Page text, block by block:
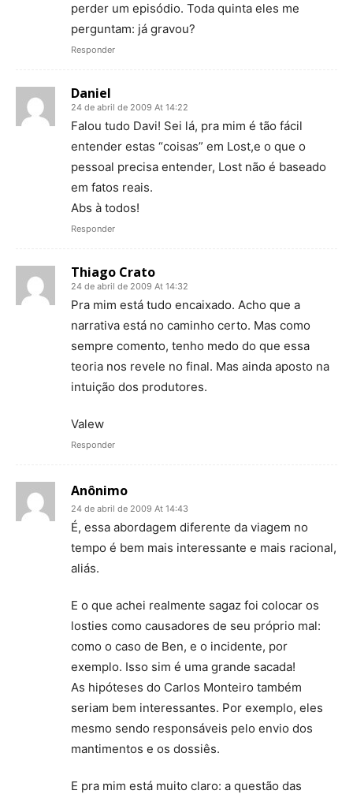
perder um episódio. Toda quinta eles me
perguntam: já gravou?
Responder
Daniel
24 de abril de 2009 At 14:22
Falou tudo Davi! Sei lá, pra mim é tão fácil
entender estas “coisas” em Lost,e o que o
pessoal precisa entender, Lost não é baseado
em fatos reais.
Abs à todos!
Responder
Thiago Crato
24 de abril de 2009 At 14:32
Pra mim está tudo encaixado. Acho que a
narrativa está no caminho certo. Mas como
sempre comento, tenho medo do que essa
teoria nos revele no final. Mas ainda aposto na
intuição dos produtores.
Valew
Responder
Anônimo
24 de abril de 2009 At 14:43
É, essa abordagem diferente da viagem no
tempo é bem mais interessante e mais racional,
aliás.
E o que achei realmente sagaz foi colocar os
losties como causadores de seu próprio mal:
como o caso de Ben, e o incidente, por
exemplo. Isso sim é uma grande sacada!
As hipóteses do Carlos Monteiro também
seriam bem interessantes. Por exemplo, eles
mesmo sendo responsáveis pelo envio dos
mantimentos e os dossiês.
E pra mim está muito claro: a questão das